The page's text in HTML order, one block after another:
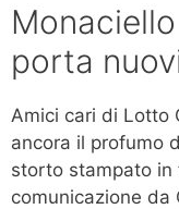
porta
Amici cari di Lotto
ancora il profumo
storto stampato in
comunicazione da